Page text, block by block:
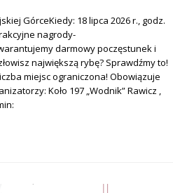
GórceKiedy: 18 lipca 2026 r., godz.
nagrody-
darmowy poczęstunek i
największą rybę? Sprawdźmy to!
miejsc ograniczona! Obowiązuje
Koło 197 „Wodnik” Rawicz ,